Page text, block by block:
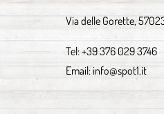
Via delle Gorette,
Tel:+39 376 029 3746
Email: info@spot1.it